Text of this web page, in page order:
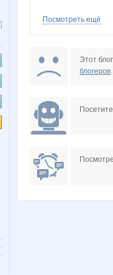
Посмотреть ещё
Этот
блогеров.